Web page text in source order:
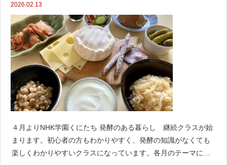
2026.02.13
４月よりNHK学園くにたち 発酵のある暮らし 継続クラスが始
まります。初心者の方もわかりやすく、発酵の知識がなくても
楽しくわかりやすいクラスになっています。各月のテーマに沿